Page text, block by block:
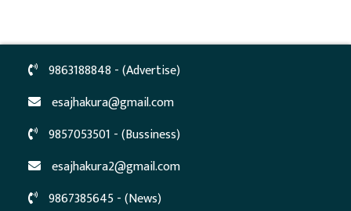
9863188848 - (Advertise)
esajhakura@gmail.com
9857053501 - (Bussiness)
esajhakura2@gmail.com
9867385645 - (News)